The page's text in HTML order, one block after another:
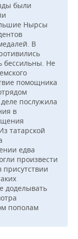
были
Нырсы
В
бессильны. Не
помощника
послужила
в
татарской
едва
произвести
доделывать
пополам